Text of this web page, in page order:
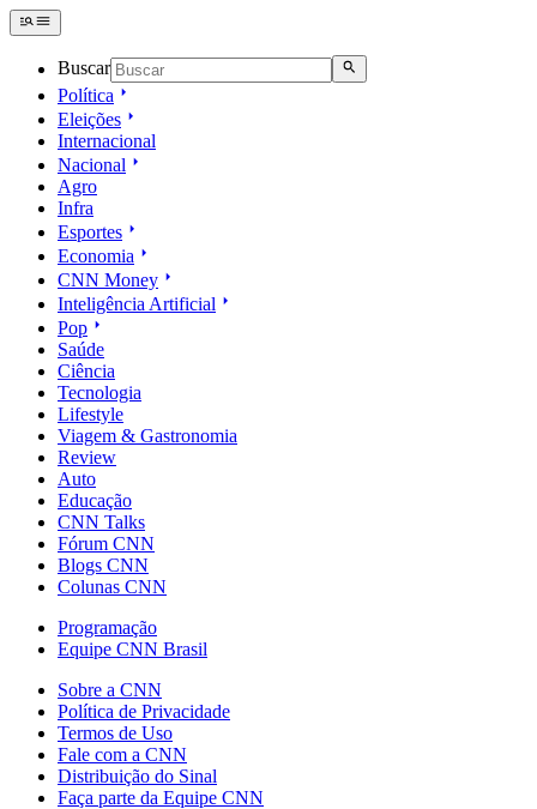
Buscar
Política
Eleições
Internacional
Nacional
Agro
Infra
Esportes
Economia
CNN Money
Inteligência Artificial
Pop
Saúde
Ciência
Tecnologia
Lifestyle
Viagem & Gastronomia
Review
Auto
Educação
CNN Talks
Fórum CNN
Blogs CNN
Colunas CNN
Programação
Equipe CNN Brasil
Sobre a CNN
Política de Privacidade
Termos de Uso
Fale com a CNN
Distribuição do Sinal
Faça parte da Equipe CNN